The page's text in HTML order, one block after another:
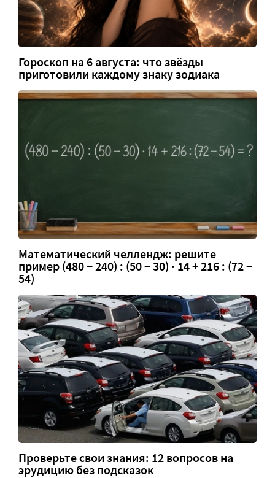
Гороскоп на 6 августа: что звёзды
приготовили каждому знаку зодиака
Математический челлендж: решите
пример (480 − 240) : (50 − 30) · 14 + 216 : (72 −
54)
Проверьте свои знания: 12 вопросов на
эрудицию без подсказок